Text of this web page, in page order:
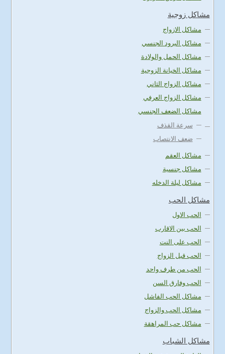
مشاكل زوجية
مشاكل الازواج
مشاكل البرود الجنسي
مشاكل الحمل والولادة
مشاكل الخيانة الزوجية
مشاكل الزواج الثاني
مشاكل الزواج العرفي
مشاكل الضعف الجنسي
سرعة القذف
ضعف الانتصاب
مشاكل العقم
مشاكل جنسية
مشاكل ليلة الدخله
مشاكل الحب
الحب الاول
الحب بين الاقارب
الحب على النت
الحب قبل الزواج
الحب من طرف واحد
الحب وفارق السن
مشاكل الحب الفاشل
مشاكل الحب والزواج
مشاكل حب المراهقة
مشاكل الشباب